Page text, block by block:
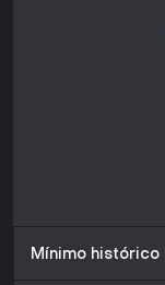
usuarios,
Mínimo histórico